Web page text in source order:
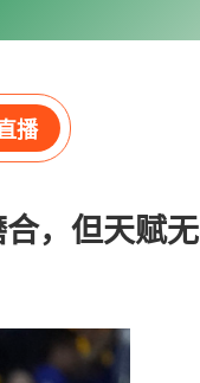
播
，但天赋